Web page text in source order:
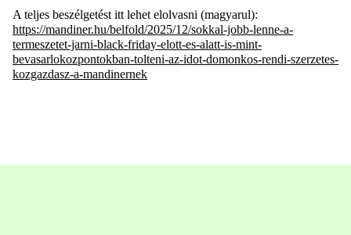
A teljes beszélgetést itt lehet elolvasni (magyarul):
https://mandiner.hu/belfold/2025/12/sokkal-jobb-lenne-a-
termeszetet-jarni-black-friday-elott-es-alatt-is-mint-
bevasarlokozpontokban-tolteni-az-idot-domonkos-rendi-szerzetes-
kozgazdasz-a-mandinernek